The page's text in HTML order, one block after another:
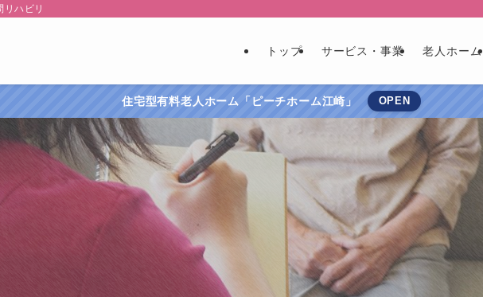
ハビリ
トップ サービス・事業 老人ホーム
住宅型有料老人ホーム「ピーチホーム江崎」 OPEN